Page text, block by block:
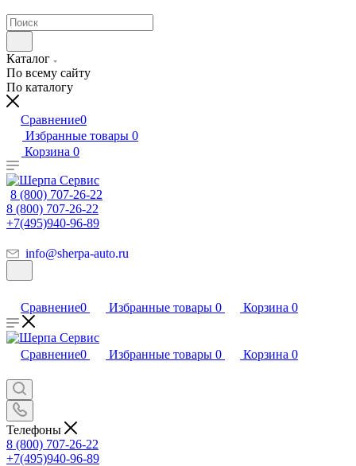
Каталог
По всему сайту
По каталогу
Сравнение0
Избранные товары 0
Корзина 0
8 (800) 707-26-22
8 (800) 707-26-22
+7(495)940-96-89
info@sherpa-auto.ru
Сравнение0 Избранные товары 0 Корзина 0
Сравнение0 Избранные товары 0 Корзина 0
Телефоны
8 (800) 707-26-22
+7(495)940-96-89